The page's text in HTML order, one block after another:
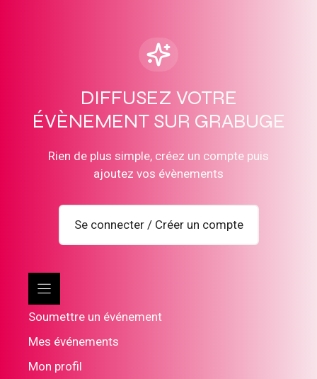
DIFFUSEZ VOTRE
ÉVÈNEMENT SUR GRABUGE
Rien de plus simple, créez un compte puis
ajoutez vos évènements
Se connecter / Créer un compte
Soumettre un événement
Mes événements
Mon profil